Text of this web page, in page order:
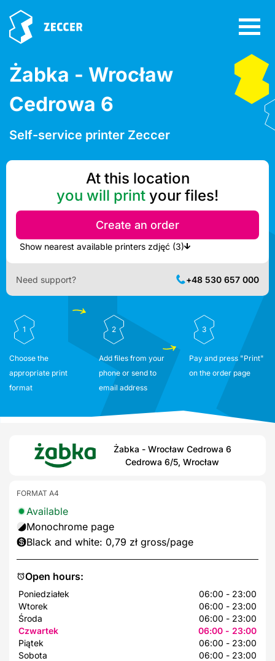
Żabka - Wrocław
Cedrowa 6
Self-service printer Zeccer
At this location
you will print your files!
Create an order
Show nearest available printers zdjęć (3)
Need support? +48 530 657 000
1
Choose the
appropriate print
format
2
Add files from your
phone or send to
email address
3
Pay and press "Print"
on the order page
Żabka - Wrocław Cedrowa 6
Cedrowa 6/5, Wrocław
Open hours:
Poniedziałek
06:00 - 23:00
Wtorek
06:00 - 23:00
Środa
06:00 - 23:00
Czwartek
06:00 - 23:00
Piątek
06:00 - 23:00
Sobota
06:00 - 23:00
FORMAT A4
Available
Monochrome page
Black and white: 0,79 zł gross/page